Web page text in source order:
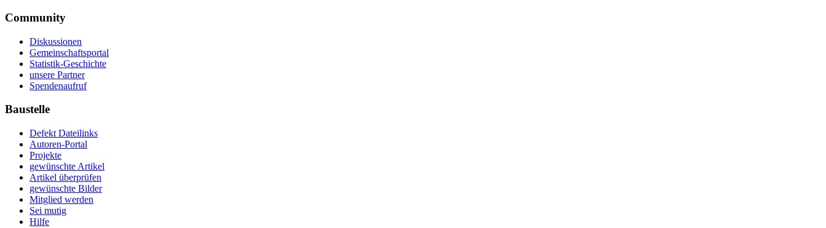
Community
Diskussionen
Gemeinschaftsportal
Statistik-Geschichte
unsere Partner
Spendenaufruf
Baustelle
Defekt Dateilinks
Autoren-Portal
Projekte
gewünschte Artikel
Artikel überprüfen
gewünschte Bilder
Mitglied werden
Sei mutig
Hilfe